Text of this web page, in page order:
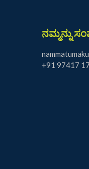
ನಮ್ಮನ್ನು
+91 97417